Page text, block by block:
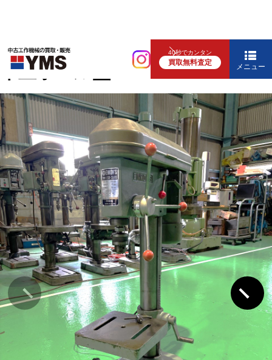
40秒でカンタン
買取無料査定 メニュー
中ぐり・ボール盤
卓上ボール盤